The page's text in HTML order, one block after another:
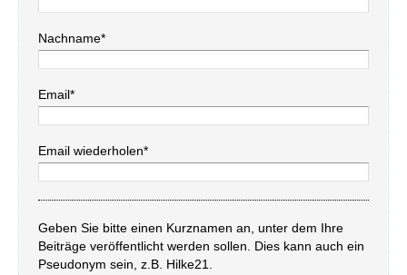
Nachname*
Email*
Email wiederholen*
Geben Sie bitte einen Kurznamen an, unter dem Ihre
Beiträge veröffentlicht werden sollen. Dies kann auch ein
Pseudonym sein, z.B. Hilke21.